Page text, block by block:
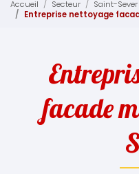
Accueil Secteur
Saint-Sever
Entreprise nettoyage
facade